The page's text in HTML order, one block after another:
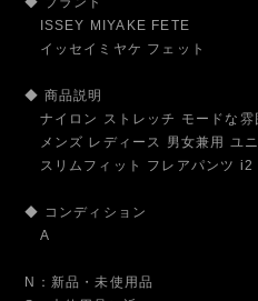
ISSEY MIYAKE FETE
イッセイミヤケ フェット
◆ 商品説明
ナイロン ストレッチ モードな雰
メンズ レディース 男女兼用 ユ
スリムフィット フレアパンツ i2
◆ コンディション
A
N：新品・未使用品